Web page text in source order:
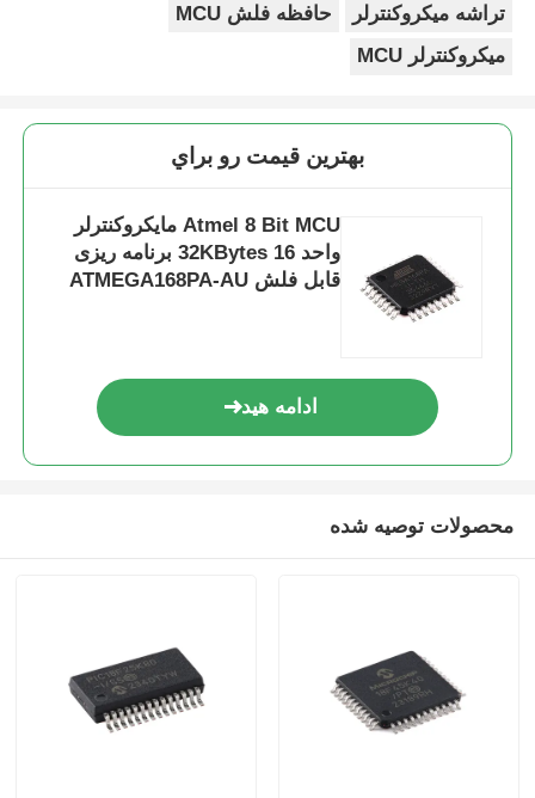
تراشه میکروکنترلر
حافظه فلش MCU
میکروکنترلر MCU
بهترين قيمت رو براي
Atmel 8 Bit MCU مایکروکنترلر
واحد 16 32KBytes برنامه ریزی
قابل فلش ATMEGA168PA-AU
ادامه هید
محصولات توصیه شده